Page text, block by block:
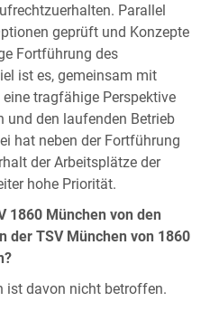
Parallel
geprüft und Konzepte
Fortführung des
ist es, gemeinsam mit
tragfähige Perspektive
den laufenden Betrieb
hat neben der Fortführung
der Arbeitsplätze der
hohe Priorität.
1860 München von den
der TSV München von 1860
ist davon nicht betroffen.